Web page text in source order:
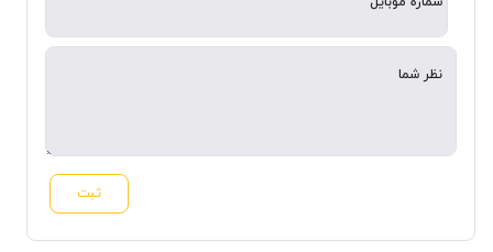
نظر شما
ثبت